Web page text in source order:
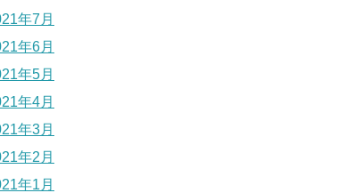
年7月
年6月
年5月
年4月
年3月
年2月
年1月